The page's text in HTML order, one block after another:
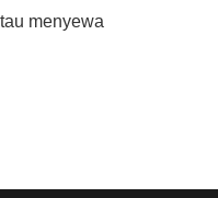
menyewa